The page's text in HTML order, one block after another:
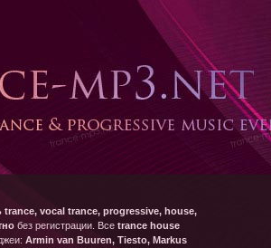
trance, vocal trance, progressive, house,
без регистрации. Все trance house
Armin van Buuren, Tiesto, Markus